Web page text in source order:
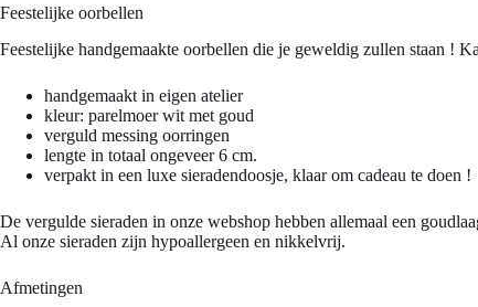
Feestelijke oorbellen
Feestelijke handgemaakte oorbellen die je geweldig zullen staan !
handgemaakt in eigen atelier
kleur: parelmoer wit met goud
verguld messing oorringen
lengte in totaal ongeveer 6 cm.
verpakt in een luxe sieradendoosje, klaar om cadeau te doen !
De vergulde sieraden in onze webshop hebben allemaal een
Al onze sieraden zijn hypoallergeen en nikkelvrij.
Afmetingen